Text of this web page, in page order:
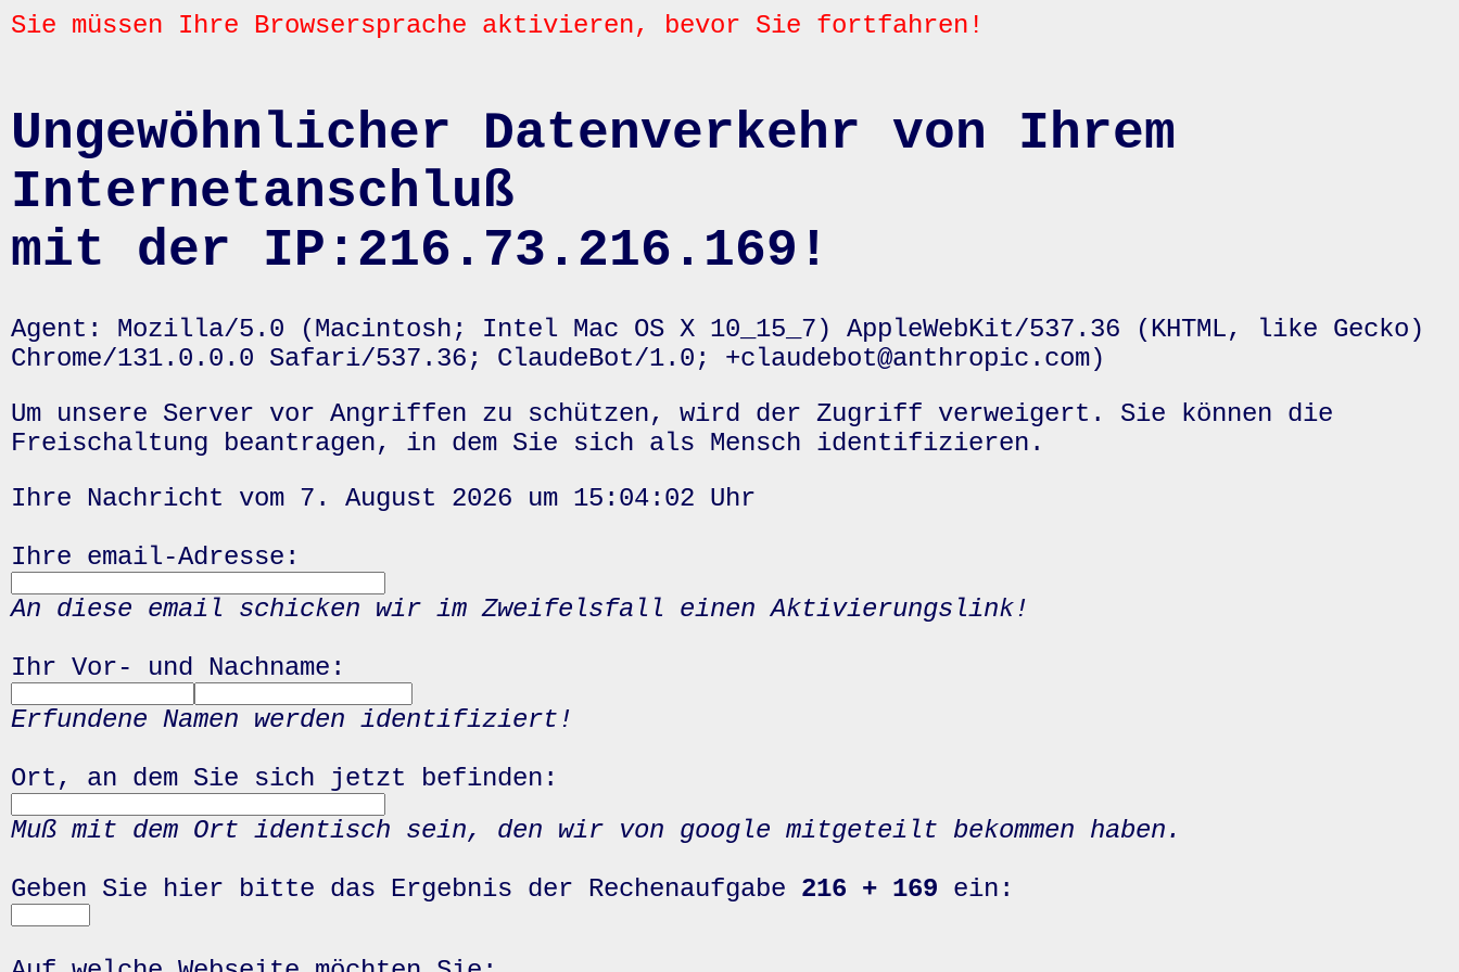
Sie müssen Ihre Browsersprache aktivieren, bevor Sie fortfahren!
Ungewöhnlicher Datenverkehr von Ihrem
Internetanschluß
mit der IP:216.73.216.169!
Agent: Mozilla/5.0 (Macintosh; Intel Mac OS X 10_15_7) AppleWebKit/537.36 (KHTML, like Gecko)
Chrome/131.0.0.0 Safari/537.36; ClaudeBot/1.0; +claudebot@anthropic.com)
Um unsere Server vor Angriffen zu schützen, wird der Zugriff verweigert. Sie können die
Freischaltung beantragen, in dem Sie sich als Mensch identifizieren.
Ihre Nachricht vom 7. August 2026 um 15:04:02 Uhr
Ihre email-Adresse:
An diese email schicken wir im Zweifelsfall einen Aktivierungslink!
Ihr Vor- und Nachname:
Erfundene Namen werden identifiziert!
Ort, an dem Sie sich jetzt befinden:
Muß mit dem Ort identisch sein, den wir von google mitgeteilt bekommen haben.
Geben Sie hier bitte das Ergebnis der Rechenaufgabe 216 + 169 ein: